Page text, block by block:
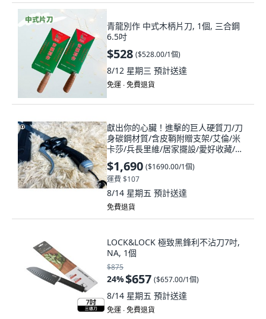
青龍別作 中式木柄片刀, 1個, 三合鋼
6.5吋
$528 ($528.00/1個)
8/12 星期三 預計送達
免運 ∙ 免費退貨
獻出你的心臟！進擊的巨人硬質刀/刀
身碳鋼材質/含皮鞘附贈支架/艾倫/米
卡莎/兵長里維/居家擺設/愛好收藏/未
開刃, 1個, 黑色
$1,690 ($1690.00/1個)
運費 $107
8/14 星期五 預計送達
免費退貨
LOCK&LOCK 極致黑鋒利不沾刀7吋,
NA, 1個
$875
24%$657 ($657.00/1個)
8/14 星期五 預計送達
免運 ∙ 免費退貨